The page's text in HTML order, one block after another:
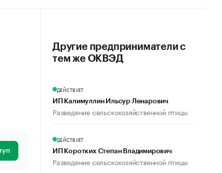
Другие предприниматели с
тем же ОКВЭД
ДЕЙСТВУЕТ
ИП Калимуллин Ильсур Ленарович
Разведение сельскохозяйственной птицы
ДЕЙСТВУЕТ
ИП Коротких Степан Владимирович
Разведение сельскохозяйственной птицы